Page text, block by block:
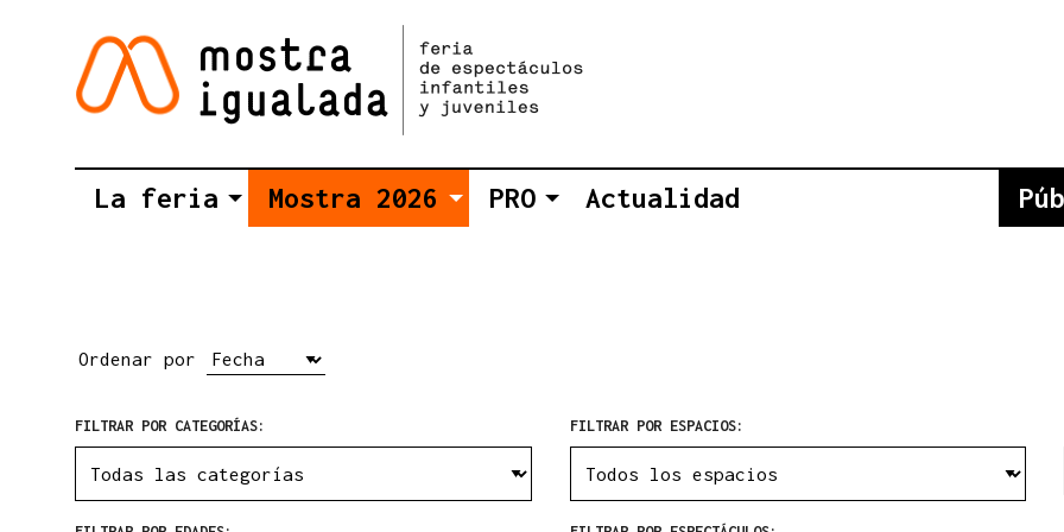
La feria Mostra 2026 PRO Actualidad
Ordenar por
FILTRAR POR CATEGORÍAS: FILTRAR POR ESPACIOS: